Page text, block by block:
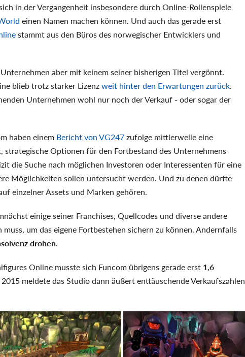
in der Vergangenheit insbesondere durch Online-Rollenspiele
einen Namen machen können. Und auch das gerade erst
stammt aus den Büros des norwegischer Entwicklers und
aber mit keinem seiner bisherigen Titel vergönnt.
blieb trotz starker Lizenzweit hinter den Erwartungen zurück.
Unternehmen wohl nur noch der Verkauf - oder sogar der
haben einem Bericht von VG247zufolge mittlerweile eine
strategische Optionen für den Fortbestand des Unternehmens
die Suche nach möglichen Investoren oder Interessenten für eine
Möglichkeiten sollen untersucht werden. Und zu denen dürfte
einzelner Assets und Marken gehören.
einige seiner Franchises, Quellcodes und diverse andere
um das eigene Fortbestehen sichern zu können. Andernfalls
drohen.
Online musste sich Funcom übrigens gerade erst 1,6
meldete das Studio dann äußert enttäuschende Verkaufszahlen